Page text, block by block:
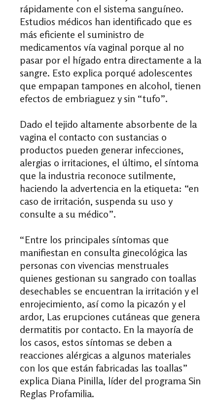
rápidamente con el sistema sanguíneo.
Estudios médicos han identificado que es
más eficiente el suministro de
medicamentos vía vaginal porque al no
pasar por el hígado entra directamente a la
sangre. Esto explica porqué adolescentes
que empapan tampones en alcohol, tienen
efectos de embriaguez y sin “tufo”.
Dado el tejido altamente absorbente de la
vagina el contacto con sustancias o
productos pueden generar infecciones,
alergias o irritaciones, el último, el síntoma
que la industria reconoce sutilmente,
haciendo la advertencia en la etiqueta: “en
caso de irritación, suspenda su uso y
consulte a su médico”.
“Entre los principales síntomas que
manifiestan en consulta ginecológica las
personas con vivencias menstruales
quienes gestionan su sangrado con toallas
desechables se encuentran la irritación y el
enrojecimiento, así como la picazón y el
ardor, Las erupciones cutáneas que genera
dermatitis por contacto. En la mayoría de
los casos, estos síntomas se deben a
reacciones alérgicas a algunos materiales
con los que están fabricadas las toallas”
explica Diana Pinilla, líder del programa Sin
Reglas Profamilia.